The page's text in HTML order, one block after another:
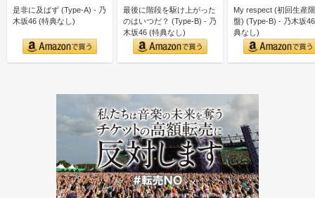
是非に及ばず (Type-A) - 乃
木坂46 (特典なし)
最後に階段を駆け上がった
のはいつだ？ (Type-B) - 乃
木坂46 (特典なし)
My respect (初回生産
盤) (Type-B) - 乃木坂
典なし)